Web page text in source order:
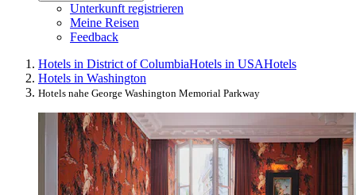
Unterkunft registrieren
Meine Reisen
Feedback
Hotels in District of ColumbiaHotels in USAHotels
Hotels in Washington
Hotels nahe George Washington Memorial Parkway